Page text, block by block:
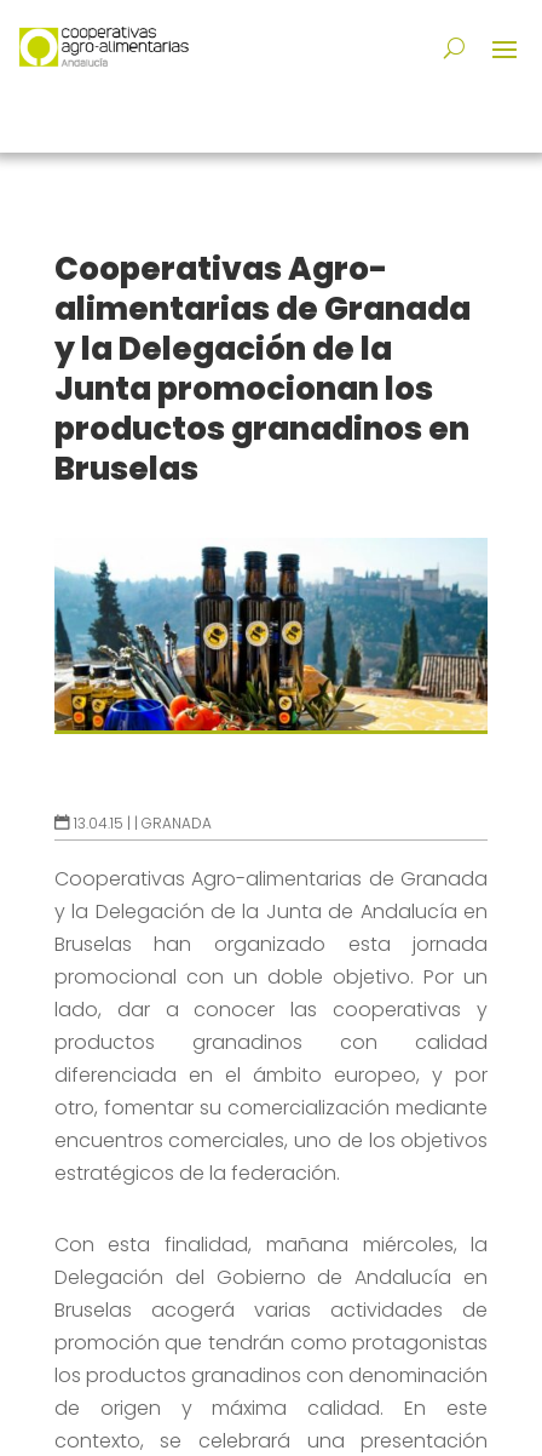
Cooperativas Agro-
alimentarias de Granada
y la Delegación de la
Junta promocionan los
productos granadinos en
Bruselas
13.04.15 | | GRANADA
Cooperativas Agro-alimentarias de Granada
y la Delegación de la Junta de Andalucía en
Bruselas han organizado esta jornada
promocional con un doble objetivo. Por un
lado, dar a conocer las cooperativas y
productos granadinos con calidad
diferenciada en el ámbito europeo, y por
otro, fomentar su comercialización mediante
encuentros comerciales, uno de los objetivos
estratégicos de la federación.
Con esta finalidad, mañana miércoles, la
Delegación del Gobierno de Andalucía en
Bruselas acogerá varias actividades de
promoción que tendrán como protagonistas
los productos granadinos con denominación
de origen y máxima calidad. En este
contexto, se celebrará una presentación